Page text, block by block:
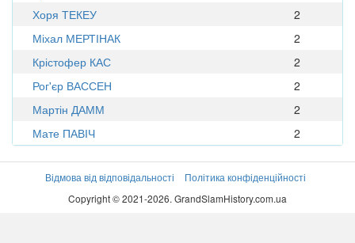
Хоря ТЕКЕУ
2
Міхал МЕРТІНАК
2
Крістофер КАС
2
Рог'єр ВАССЕН
2
Мартін ДАММ
2
Мате ПАВІЧ
2
Відмова від відповідальності
Політика конфіденційності
Copyright © 2021-2026. GrandSlamHistory.com.ua